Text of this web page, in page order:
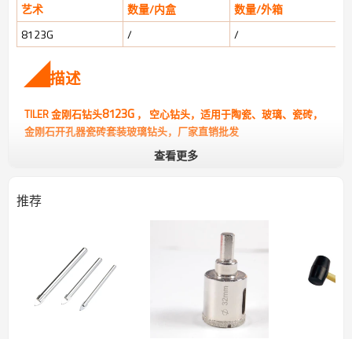
艺术 数量/内盒
数量/外箱
8123G
/ /
◢描述
TILER 金刚石钻头8123G ，
空心钻头，适用于陶瓷、玻璃、瓷砖，
金刚石开孔器瓷砖套装玻璃钻头， 厂家直销批发
米、12 毫米、14 毫米、16 毫米、18 毫米、20 毫米、22 毫米和 30
▪ 坚固耐用的结构
采用高强度碳钢制成，并添加金刚石磨料颗粒。表面镀镍，具有耐
腐蚀性和更长的使用寿命。
查看更多
推荐